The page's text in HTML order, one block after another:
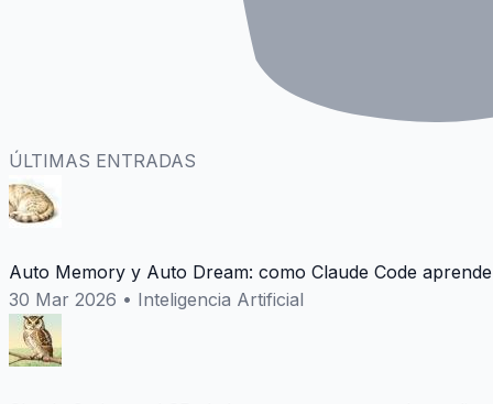
ÚLTIMAS ENTRADAS
Auto Memory y Auto Dream: como Claude Code
30 Mar 2026 • Inteligencia Artificial